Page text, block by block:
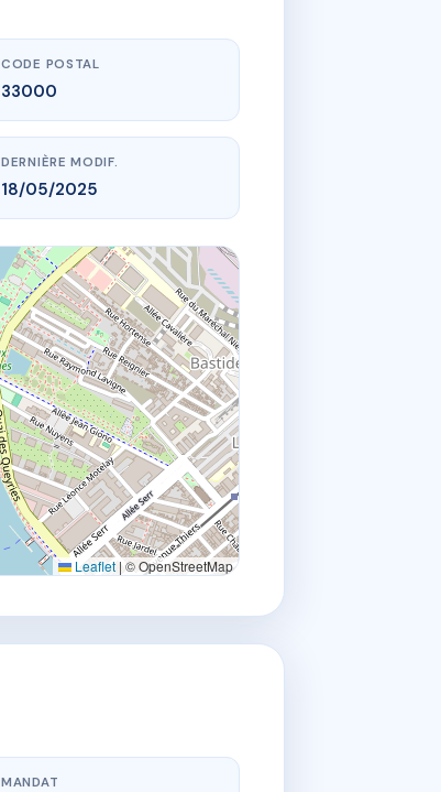
CODE POSTAL
33000
DERNIÈRE MODIF.
18/05/2025
Leaflet | © OpenStreetMap
MANDAT